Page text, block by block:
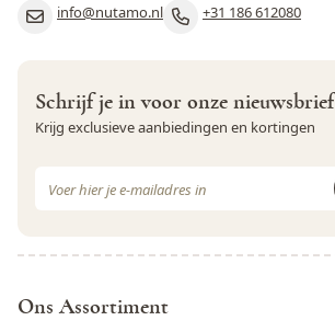
info@nutamo.nl
+31 186 612080
Schrijf je in voor onze nieuwsbrief
Krijg exclusieve aanbiedingen en kortingen
Ons Assortiment